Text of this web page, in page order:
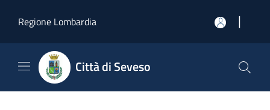
Regione Lombardia
|
Città di Seveso